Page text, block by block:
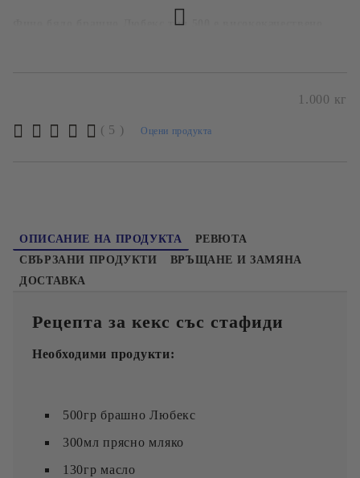
Фино бяло брашно Любекс тип 500 е висококачествено
1.000 кг
( 5 ) Оцени продукта
ОПИСАНИЕ НА ПРОДУКТА
РЕВЮТА
СВЪРЗАНИ ПРОДУКТИ
ВРЪЩАНЕ И ЗАМЯНА
ДОСТАВКА
Рецепта за кекс със стафиди
Необходими продукти:
500гр брашно Любекс
300мл прясно мляко
130гр масло